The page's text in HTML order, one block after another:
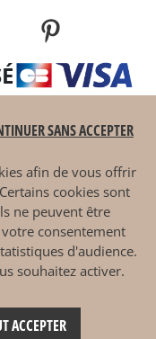
et lesrègles de
afin de vous offrir
cookies sont
ne peuvent être
consentement
d'audience.
souhaitez activer.
ACCEPTER
SANS ACCEPTER